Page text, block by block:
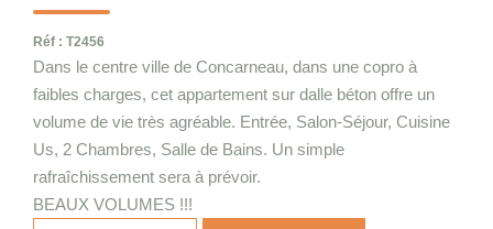
Réf : T2456
Dans le centre ville de Concarneau, dans une copro à
faibles charges, cet appartement sur dalle béton offre un
volume de vie très agréable. Entrée, Salon-Séjour, Cuisine
Us, 2 Chambres, Salle de Bains. Un simple
rafraîchissement sera à prévoir.
BEAUX VOLUMES !!!